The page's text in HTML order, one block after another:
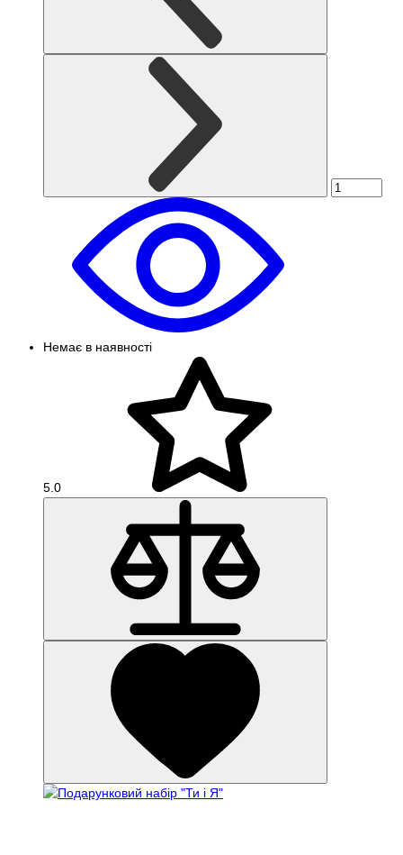
Немає в наявності
5.0